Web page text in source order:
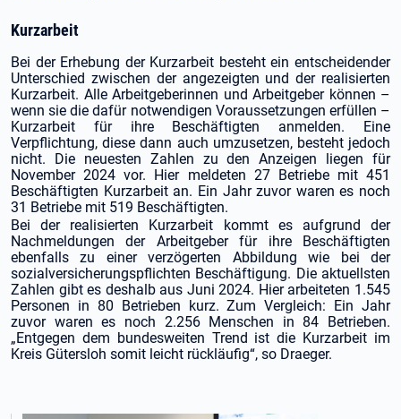
Kurzarbeit
Bei der Erhebung der Kurzarbeit besteht ein entscheidender
Unterschied zwischen der angezeigten und der realisierten
Kurzarbeit. Alle Arbeitgeberinnen und Arbeitgeber können –
wenn sie die dafür notwendigen Voraussetzungen erfüllen –
Kurzarbeit für ihre Beschäftigten anmelden. Eine
Verpflichtung, diese dann auch umzusetzen, besteht jedoch
nicht. Die neuesten Zahlen zu den Anzeigen liegen für
November 2024 vor. Hier meldeten 27 Betriebe mit 451
Beschäftigten Kurzarbeit an. Ein Jahr zuvor waren es noch
31 Betriebe mit 519 Beschäftigten.
Bei der realisierten Kurzarbeit kommt es aufgrund der
Nachmeldungen der Arbeitgeber für ihre Beschäftigten
ebenfalls zu einer verzögerten Abbildung wie bei der
sozialversicherungspflichten Beschäftigung. Die aktuellsten
Zahlen gibt es deshalb aus Juni 2024. Hier arbeiteten 1.545
Personen in 80 Betrieben kurz. Zum Vergleich: Ein Jahr
zuvor waren es noch 2.256 Menschen in 84 Betrieben.
„Entgegen dem bundesweiten Trend ist die Kurzarbeit im
Kreis Gütersloh somit leicht rückläufig“, so Draeger.